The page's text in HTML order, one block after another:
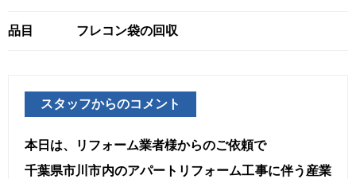
品目 フレコン袋の回収
スタッフからのコメント
本日は、リフォーム業者様からのご依頼で
千葉県市川市内のアパートリフォーム工事に伴う産業